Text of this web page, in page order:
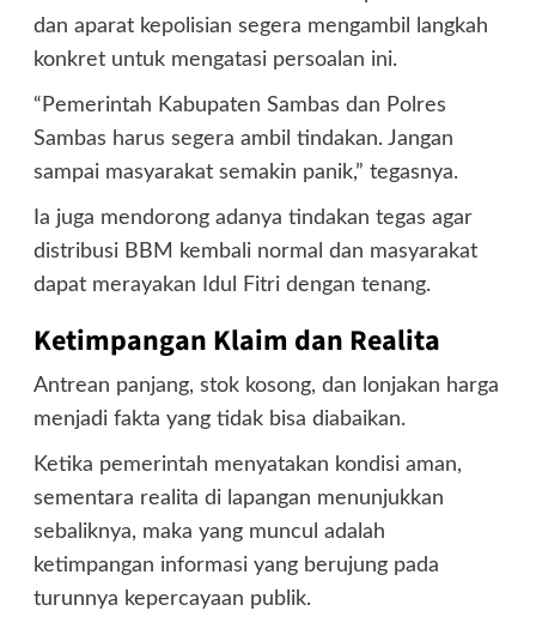
dan aparat kepolisian segera mengambil langkah
konkret untuk mengatasi persoalan ini.
“Pemerintah Kabupaten Sambas dan Polres
Sambas harus segera ambil tindakan. Jangan
sampai masyarakat semakin panik,” tegasnya.
Ia juga mendorong adanya tindakan tegas agar
distribusi BBM kembali normal dan masyarakat
dapat merayakan Idul Fitri dengan tenang.
Ketimpangan Klaim dan Realita
Antrean panjang, stok kosong, dan lonjakan harga
menjadi fakta yang tidak bisa diabaikan.
Ketika pemerintah menyatakan kondisi aman,
sementara realita di lapangan menunjukkan
sebaliknya, maka yang muncul adalah
ketimpangan informasi yang berujung pada
turunnya kepercayaan publik.